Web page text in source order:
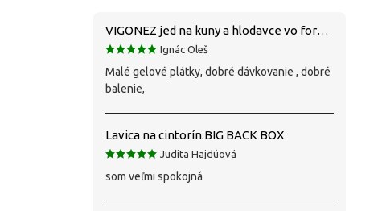
VIGONEZ jed na kuny a hlodavce vo forme pasty 1,5 kg
Ignác Oleš
Malé gelové plátky, dobré dávkovanie , dobré
balenie,
Lavica na cintorín.BIG BACK BOX
Judita Hajdúová
som veľmi spokojná